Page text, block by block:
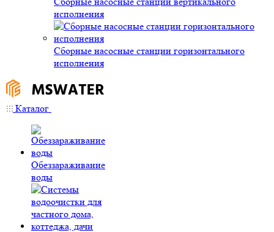
исполнения
Сборные насосные станции горизонтального
исполнения
Каталог
Обеззараживание
воды